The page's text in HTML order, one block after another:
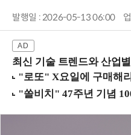
발행일 : 2026-05-13 06:00
최신 기술 트렌드와 산업별 적용 사례, 실